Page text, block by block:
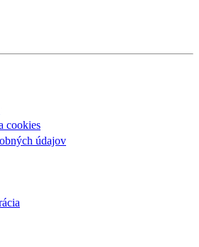
cookies
údajov